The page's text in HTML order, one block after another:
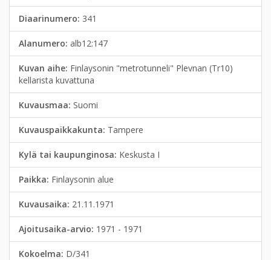
Diaarinumero: 341
Alanumero: alb12:147
Kuvan aihe: Finlaysonin "metrotunneli" Plevnan (Tr10)
kellarista kuvattuna
Kuvausmaa: Suomi
Kuvauspaikkakunta: Tampere
Kylä tai kaupunginosa: Keskusta I
Paikka: Finlaysonin alue
Kuvausaika: 21.11.1971
Ajoitusaika-arvio: 1971 - 1971
Kokoelma: D/341